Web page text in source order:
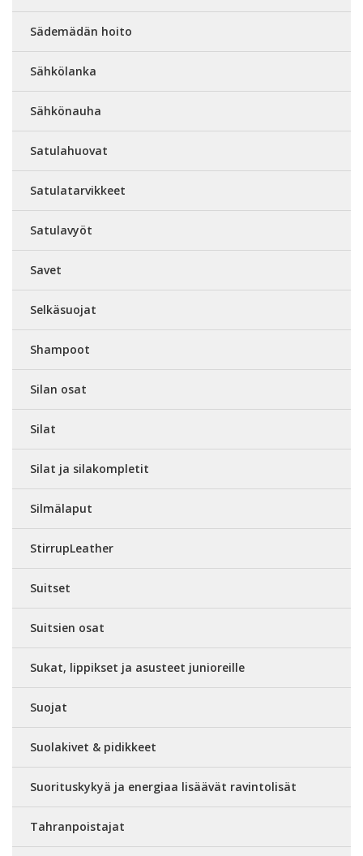
Sädemädän hoito
Sähkölanka
Sähkönauha
Satulahuovat
Satulatarvikkeet
Satulavyöt
Savet
Selkäsuojat
Shampoot
Silan osat
Silat
Silat ja silakompletit
Silmälaput
StirrupLeather
Suitset
Suitsien osat
Sukat, lippikset ja asusteet junioreille
Suojat
Suolakivet & pidikkeet
Suorituskykyä ja energiaa lisäävät ravintolisät
Tahranpoistajat